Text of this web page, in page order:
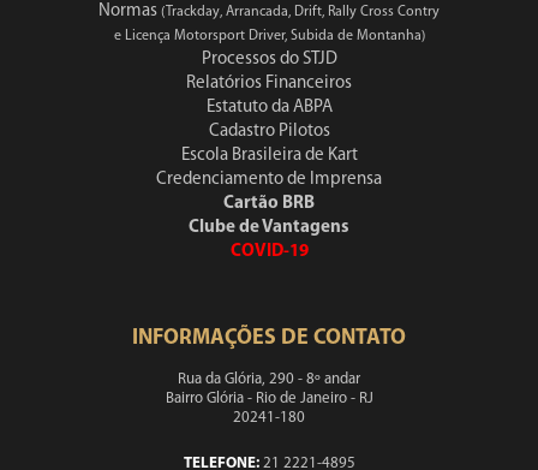
Normas (Trackday, Arrancada, Drift, Rally Cross Contry
e Licença Motorsport Driver, Subida de Montanha)
Processos do STJD
Relatórios Financeiros
Estatuto da ABPA
Cadastro Pilotos
Escola Brasileira de Kart
Credenciamento de Imprensa
Cartão BRB
Clube de Vantagens
COVID-19
INFORMAÇÕES DE CONTATO
Rua da Glória, 290 - 8º andar
Bairro Glória - Rio de Janeiro - RJ
20241-180
TELEFONE:21 2221-4895